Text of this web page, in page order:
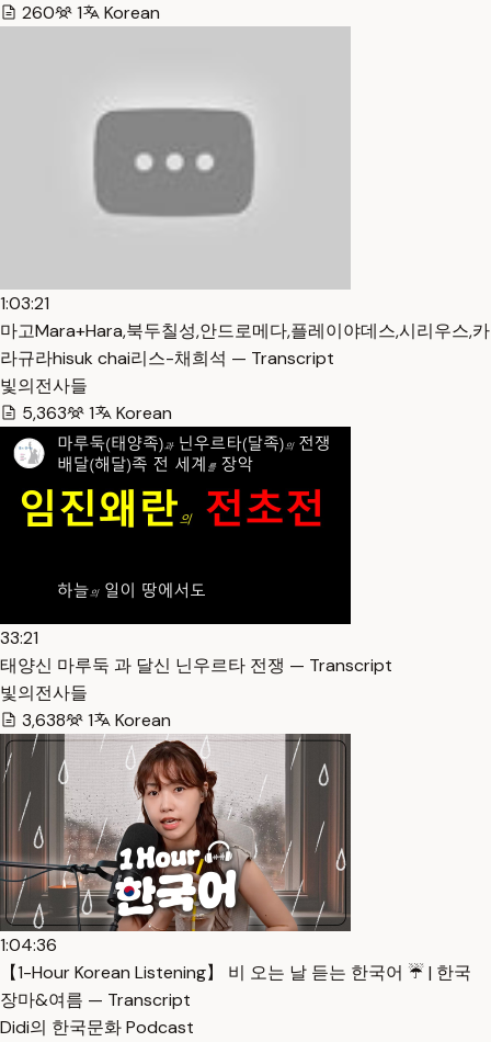
260
1 Korean
1:03:21
마고Mara+Hara,북두칠성,안드로메다,플레이야데스,시리우스,카
라규라hisuk chai리스-채희석 — Transcript
빛의전사들
5,363
1 Korean
33:21
태양신 마루둑 과 달신 닌우르타 전쟁 — Transcript
빛의전사들
3,638
1 Korean
1:04:36
【1-Hour Korean Listening】 비 오는 날 듣는 한국어 ☔️ | 한국
장마&여름 — Transcript
Didi의 한국문화 Podcast